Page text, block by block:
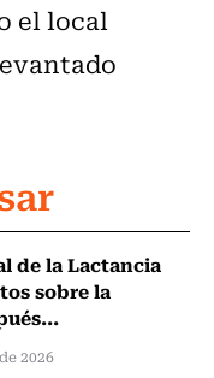
el local
de la Lactancia
sobre la
2026